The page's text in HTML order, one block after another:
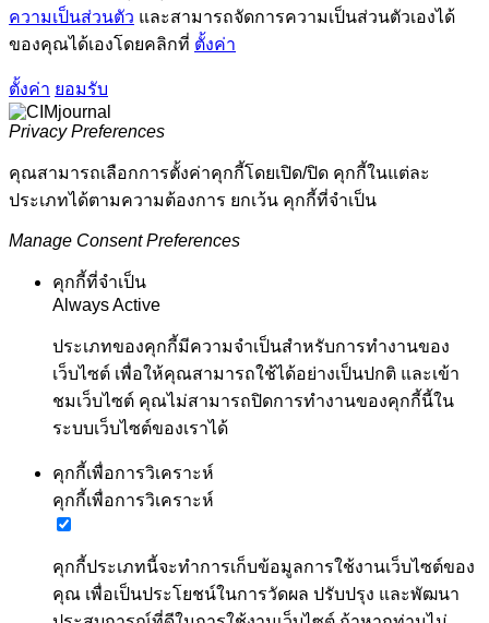
ความเป็นส่วนตัว และสามารถจัดการความเป็นส่วนตัวเองได้
ของคุณได้เองโดยคลิกที่ ตั้งค่า
ตั้งค่า ยอมรับ
Privacy Preferences
คุณสามารถเลือกการตั้งค่าคุกกี้โดยเปิด/ปิด คุกกี้ในแต่ละ
ประเภทได้ตามความต้องการ ยกเว้น คุกกี้ที่จำเป็น
Manage Consent Preferences
คุกกี้ที่จำเป็น
Always Active
ประเภทของคุกกี้มีความจำเป็นสำหรับการทำงานของ
เว็บไซต์ เพื่อให้คุณสามารถใช้ได้อย่างเป็นปกติ และเข้า
ชมเว็บไซต์ คุณไม่สามารถปิดการทำงานของคุกกี้นี้ใน
ระบบเว็บไซต์ของเราได้
คุกกี้เพื่อการวิเคราะห์
คุกกี้เพื่อการวิเคราะห์
คุกกี้ประเภทนี้จะทำการเก็บข้อมูลการใช้งานเว็บไซต์ของ
คุณ เพื่อเป็นประโยชน์ในการวัดผล ปรับปรุง และพัฒนา